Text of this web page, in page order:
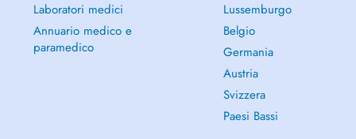
Laboratori medici
Annuario medico e
paramedico
Lussemburgo
Belgio
Germania
Austria
Svizzera
Paesi Bassi